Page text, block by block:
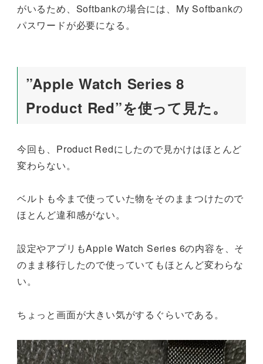
がいるため、Softbankの場合には、My Softbankの
パスワードが必要になる。
”Apple Watch Series 8
Product Red”を使って見た。
今回も、Product Redにしたので見かけはほとんど
変わらない。
ベルトも今まで使っていた物をそのままつけたので
ほとんど違和感がない。
設定やアプリもApple Watch Series 6の内容を、そ
のまま移行したので使っていてもほとんど変わらな
い。
ちょっと画面が大きい気がするぐらいである。